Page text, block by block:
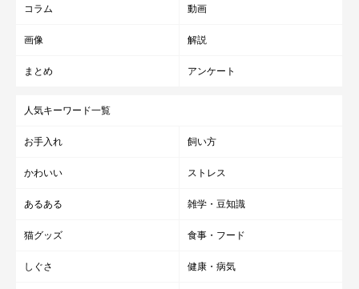
コラム 動画
画像 解説
まとめ アンケート
人気キーワード一覧
お手入れ 飼い方
かわいい ストレス
あるある 雑学・豆知識
猫グッズ 食事・フード
しぐさ 健康・病気